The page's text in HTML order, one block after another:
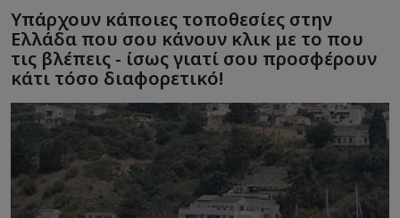
Υπάρχουν κάποιες τοποθεσίες στην
Ελλάδα που σου κάνουν κλικ με το που
τις βλέπεις - ίσως γιατί σου προσφέρουν
κάτι τόσο διαφορετικό!